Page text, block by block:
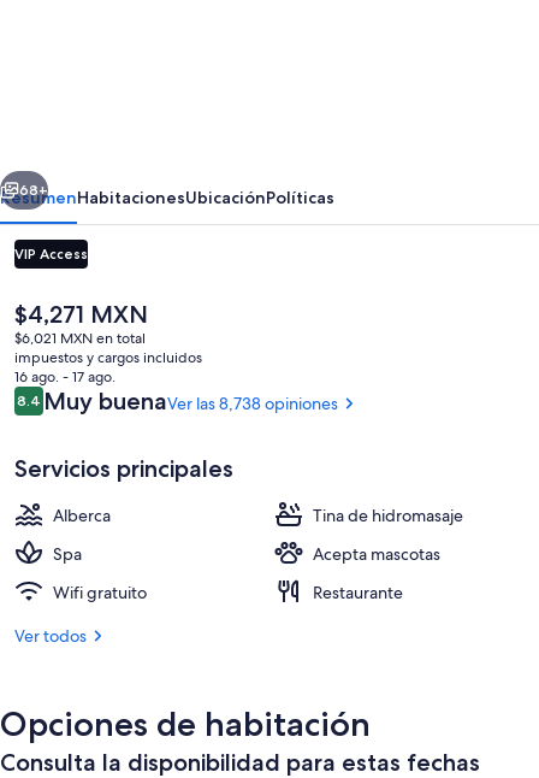
Siguiente
68+
ResumenHabitacionesUbicaciónPolíticas
VIP Access
El
precio
actual
es
de
$4,271 MXN
$4,271 MXN
$6,021 MXN en total
impuestos y cargos incluidos
16 ago. - 17 ago.
Opiniones
8.48.4 de 10,
Muy buenaVer las 8,738 opiniones
Servicios principales
Alberca
Tina de hidromasaje
Spa
Acepta mascotas
Wifi gratuito
Restaurante
Ver todos
Opciones de habitación
Consulta la disponibilidad para estas fechas